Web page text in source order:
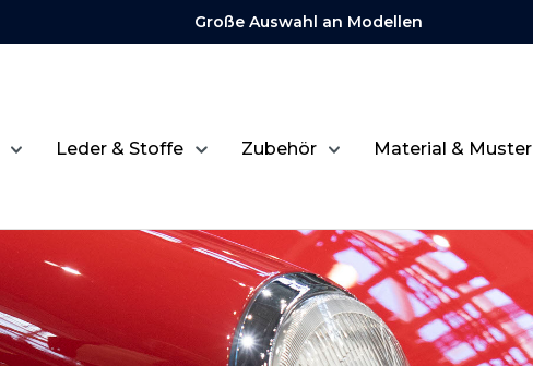
Große Auswahl an Modellen
Leder & Stoffe Zubehör Material & Muster